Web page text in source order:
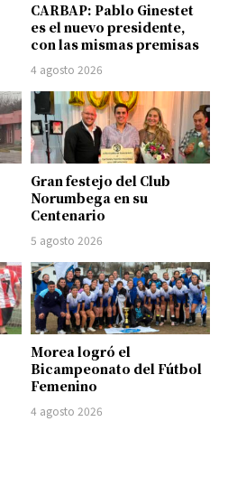
CARBAP: Pablo Ginestet
es el nuevo presidente,
con las mismas premisas
4 agosto 2026
Gran festejo del Club
Norumbega en su
Centenario
5 agosto 2026
Morea logró el
Bicampeonato del Fútbol
Femenino
4 agosto 2026